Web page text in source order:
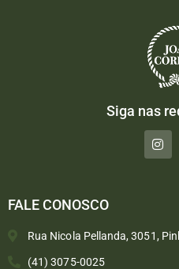
Siga nas
FALE CONOSCO
Rua Nicola Pellanda, 3051,
(41) 3075-0025